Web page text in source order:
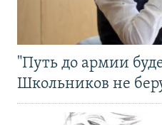
"Путь до армии
Школьников не